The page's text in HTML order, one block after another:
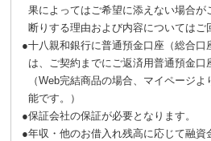
果によってはご希望に添えない場合が
断りする理由および内容についてはご
●十八親和銀行に普通預金口座（総合口
は、ご契約までにご返済用普通預金口
（Web完結商品の場合、マイページ
能です。）
●保証会社の保証が必要となります。
●年収・他のお借入れ残高に応じて融資